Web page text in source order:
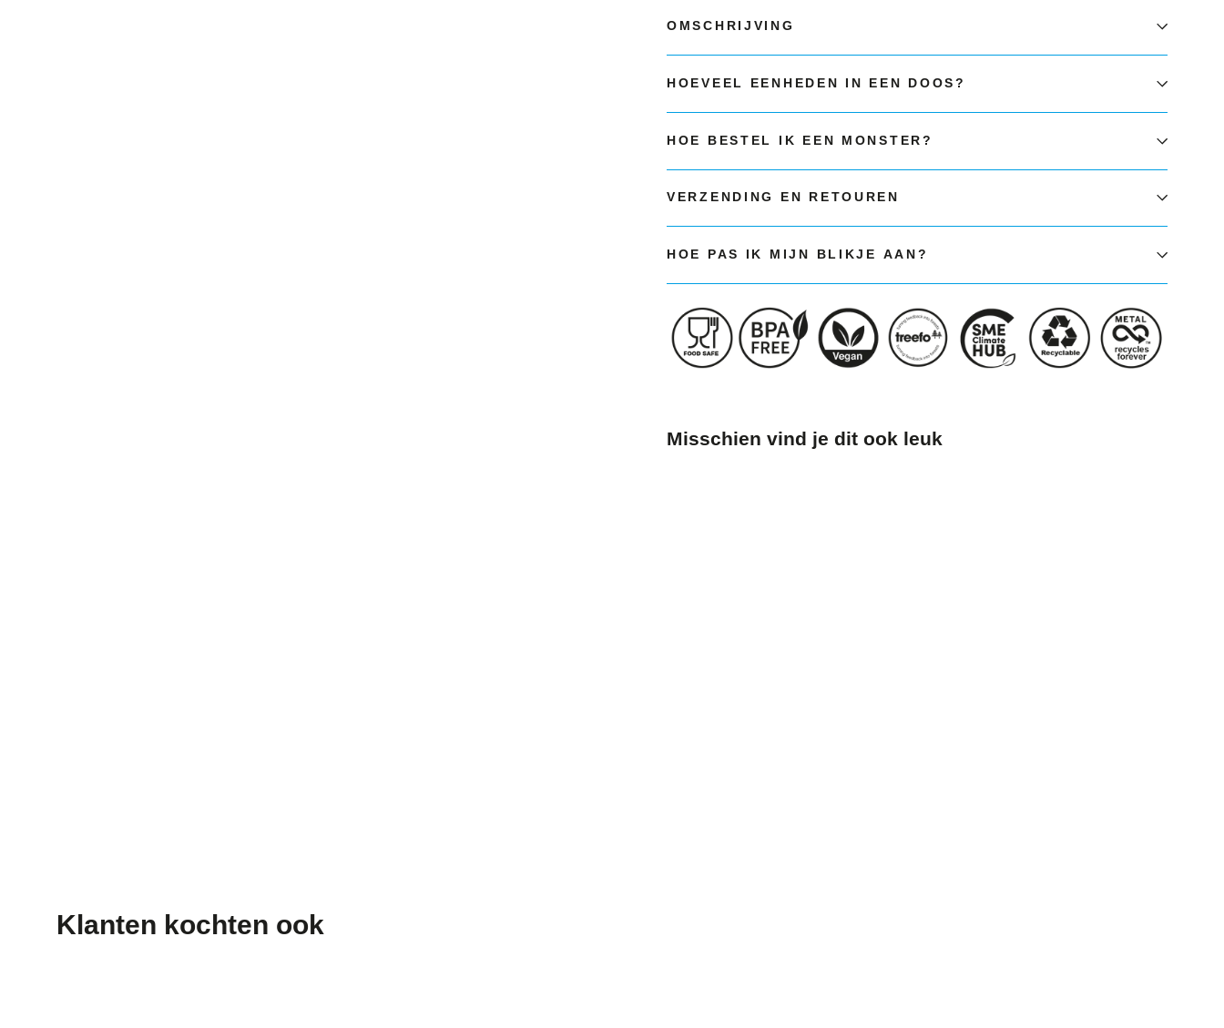
–¡
OMSCHRIJVING
HOEVEEL EENHEDEN IN EEN DOOS?
HOE BESTEL IK EEN MONSTER?
VERZENDING EN RETOUREN
HOE PAS IK MIJN BLIKJE AAN?
Misschien vind je dit ook leuk
Klanten kochten ook